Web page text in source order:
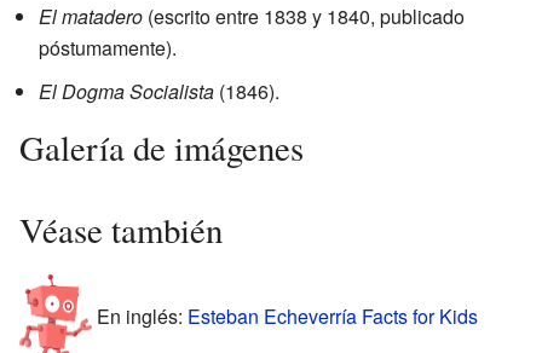
El matadero (escrito entre 1838 y 1840, publicado
póstumamente).
El Dogma Socialista (1846).
Galería de imágenes
Véase también
En inglés: Esteban Echeverría Facts for Kids